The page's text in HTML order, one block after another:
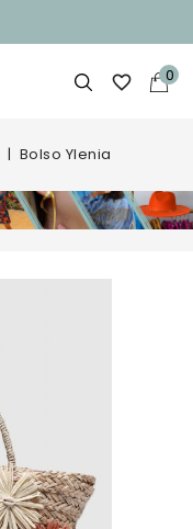
0

Bolso Ylenia